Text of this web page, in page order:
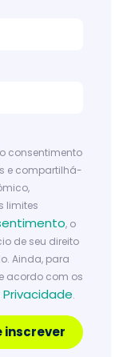
o consentimento
e compartilhá-
limites
, o
de seu direito
Ainda, para
acordo com os
.
inscrever